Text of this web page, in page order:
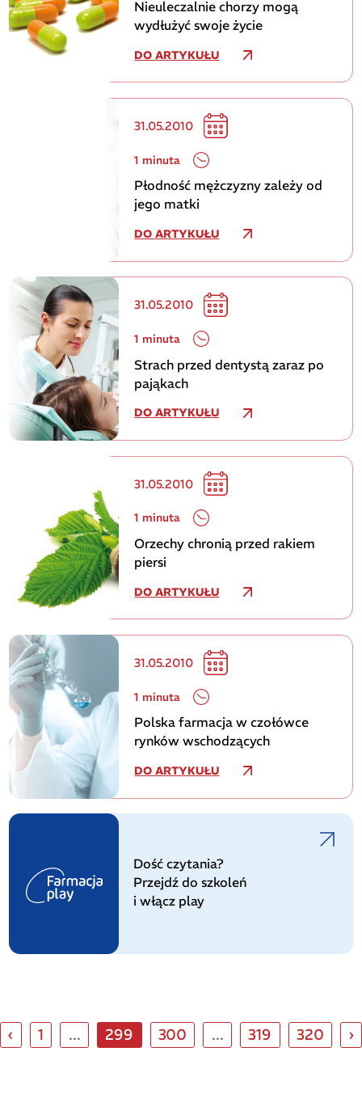
Nieuleczalnie chorzy mogą
wydłużyć swoje życie
DO ARTYKUŁU
31.05.2010
1 minuta
Płodność mężczyzny zależy od
jego matki
DO ARTYKUŁU
31.05.2010
1 minuta
Strach przed dentystą zaraz po
pająkach
DO ARTYKUŁU
31.05.2010
1 minuta
Orzechy chronią przed rakiem
piersi
DO ARTYKUŁU
31.05.2010
1 minuta
Polska farmacja w czołówce
rynków wschodzących
DO ARTYKUŁU
Dość czytania?
Przejdź do szkoleń
i włącz play
‹ 1 ... 299 300 ... 319 320 ›